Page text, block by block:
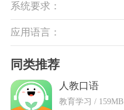
系统要求：
应用语言：
同类推荐
人教口语
教育学习 / 159MB